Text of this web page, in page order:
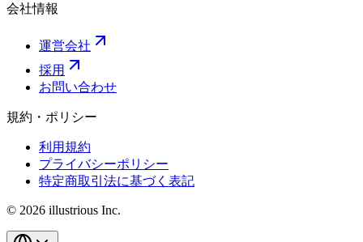
会社情報
運営会社
採用
お問い合わせ
規約・ポリシー
利用規約
プライバシーポリシー
特定商取引法に基づく表記
© 2026 illustrious Inc.